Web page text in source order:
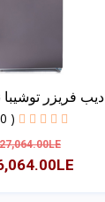
ديب فريزر
( 0 )
27,064.00LE